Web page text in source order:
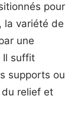
pour
la variété de
une
Il suffit
supports ou
relief et